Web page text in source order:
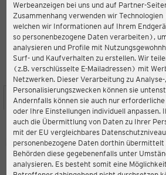
Werbeanzeigen bei uns und auf Partner-
Zusammenhang verwenden wir Technologien
welchen wir Informationen auf Ihrem
so personenbezogene Daten verarbeiten),
analysieren und Profile mit
Surf- und Kaufverhalten zu erstellen. Wir
(z.B. verschlüsselte E-Mailadressen) mit
Netzwerken. Dieser Verarbeitung zu Analyse-
Personalisierungszwecken können sie
Andernfalls können sie auch nur
oder Ihre Einstellungen individuell anpassen.
auch die Übermittlung von Daten zu Ihrer
mit der EU vergleichbares
personenbezogene Daten dorthin
Behörden diese gegebenenfalls unter
analysieren. Es besteht somit eine
ERNSTING'S FAMILY
Hohensteiner
09366 Stollberg/
4,1
STANDORT SERVICES SORTIMENT
Ernsting's family
Hohensteiner Str. 6, 09366